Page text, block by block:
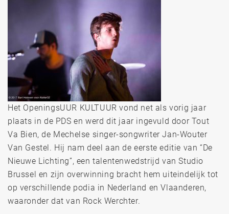
Het OpeningsUUR KULTUUR vond net als vorig jaar
plaats in de PDS en werd dit jaar ingevuld door Tout
Va Bien, de Mechelse singer-songwriter Jan-Wouter
Van Gestel. Hij nam deel aan de eerste editie van “De
Nieuwe Lichting”, een talentenwedstrijd van Studio
Brussel en zijn overwinning bracht hem uiteindelijk tot
op verschillende podia in Nederland en Vlaanderen,
waaronder dat van Rock Werchter.